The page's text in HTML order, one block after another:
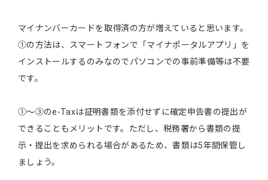
マイナンバーカードを取得済の方が増えていると思います。
①の方法は、スマートフォンで「マイナポータルアプリ」を
インストールするのみなのでパソコンでの事前準備等は不要
です。
①〜③のe-Taxは証明書類を添付せずに確定申告書の提出が
できることもメリットです。ただし、税務署から書類の提
示・提出を求められる場合があるため、書類は5年間保管し
ましょう。